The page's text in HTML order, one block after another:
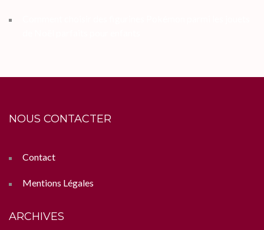
NOUS CONTACTER
Contact
Mentions Légales
ARCHIVES